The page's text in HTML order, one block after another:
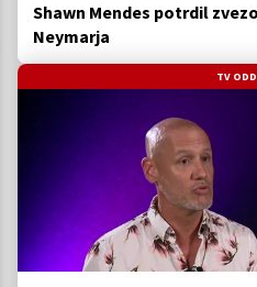
Shawn Mendes potrdil
Neymarja
TV